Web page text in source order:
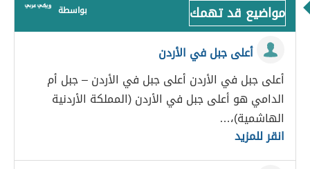
مواضيع قد تهمك
بواسطة
أعلى جبل في الأردن
أعلى جبل في الأردن أعلى جبل في الأردن – جبل أم
الدامي هو أعلى جبل في الأردن (المملكة الأردنية
الهاشمية)،…
انقر للمزيد